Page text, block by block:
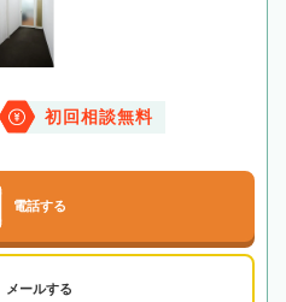
初回相談無料
電話する
メールする